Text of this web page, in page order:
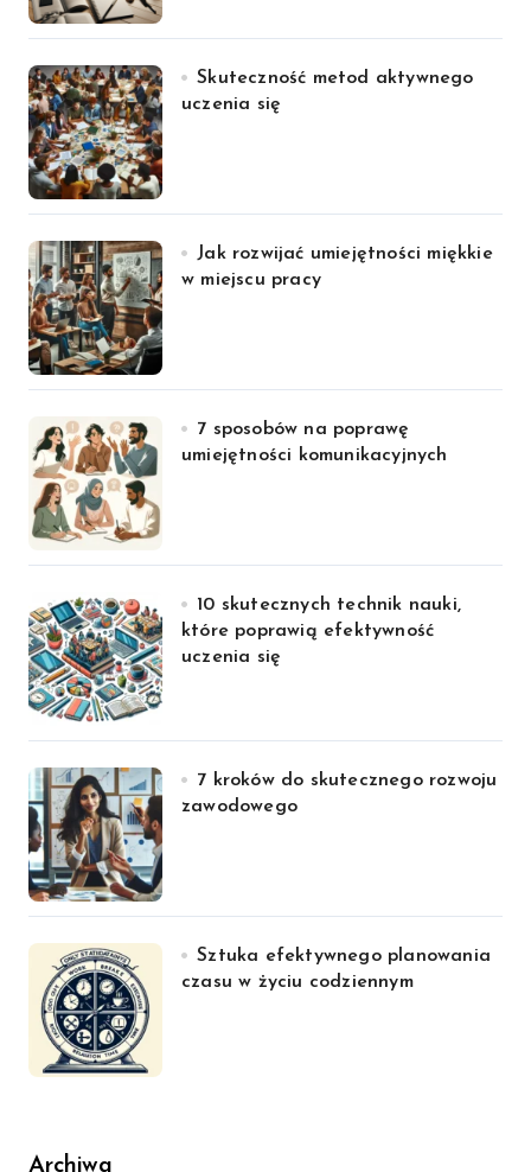
Skuteczność metod aktywnego
uczenia się
Jak rozwijać umiejętności miękkie
w miejscu pracy
7 sposobów na poprawę
umiejętności komunikacyjnych
10 skutecznych technik nauki,
które poprawią efektywność
uczenia się
7 kroków do skutecznego rozwoju
zawodowego
Sztuka efektywnego planowania
czasu w życiu codziennym
Archiwa